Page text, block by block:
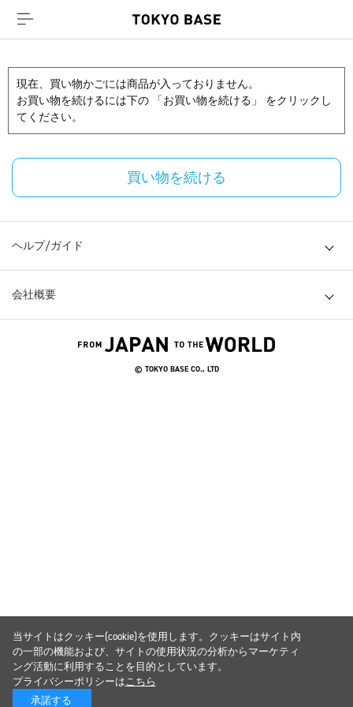
現在、買い物かごには商品が入っておりません。
お買い物を続けるには下の 「お買い物を続ける」 をクリックし
てください。
買い物を続ける
ヘルプ/ガイド
会社概要
© TOKYO BASE CO., LTD
当サイトはクッキー(cookie)を使用します。クッキーはサイト内
の一部の機能および、サイトの使用状況の分析からマーケティ
ング活動に利用することを目的としています。
プライバシーポリシーはこちら
承諾する